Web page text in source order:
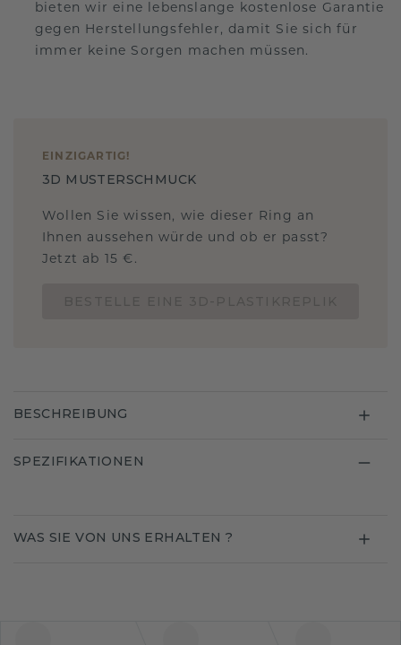
bieten wir eine lebenslange kostenlose Garantie
gegen Herstellungsfehler, damit Sie sich für
immer keine Sorgen machen müssen.
EINZIGARTIG !
3D MUSTERSCHMUCK
Wollen Sie wissen, wie dieser Ring an
Ihnen aussehen würde und ob er passt?
Jetzt ab 15 €.
BESCHREIBUNG
SPEZIFIKATIONEN
WAS SIE VON UNS ERHALTEN ?